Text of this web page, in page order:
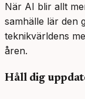
När AI blir allt
samhälle lär den
teknikvärldens
åren.
Håll dig